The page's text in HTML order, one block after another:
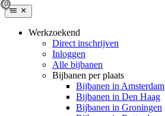
Werkzoekend
Direct inschrijven
Inloggen
Alle bijbanen
Bijbanen per plaats
Bijbanen in Amsterdam
Bijbanen in Den Haag
Bijbanen in Groningen